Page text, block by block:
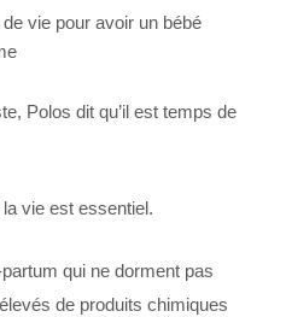
vie pour avoir un bébé
Polos dit qu’il est temps de
vie est essentiel.
qui ne dorment pas
de produits chimiques